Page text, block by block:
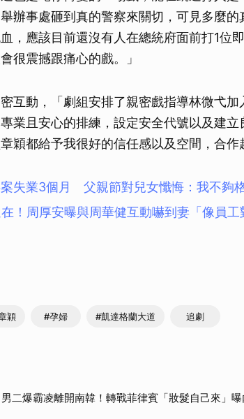
辦事處砸到真的警察來關切，可見多麼的
，應該目前還沒有人在總統府面前打1位
很震撼跟痛心的戲。」
互動，「劇組安排了親密戲指導林微弋加
業且安心的排練，設定安全代號以及建
穎都給予我很好的信任感以及空間，合作
案失業3個月 父親節對兒女懺悔：我不夠
！周厚安曝與周華健互動嚇到妻「像員工
穎 #孕婦 #凱達格蘭大道 追劇
男二爆霸凌離開南韓！轉戰菲律賓「妝髮自己來」